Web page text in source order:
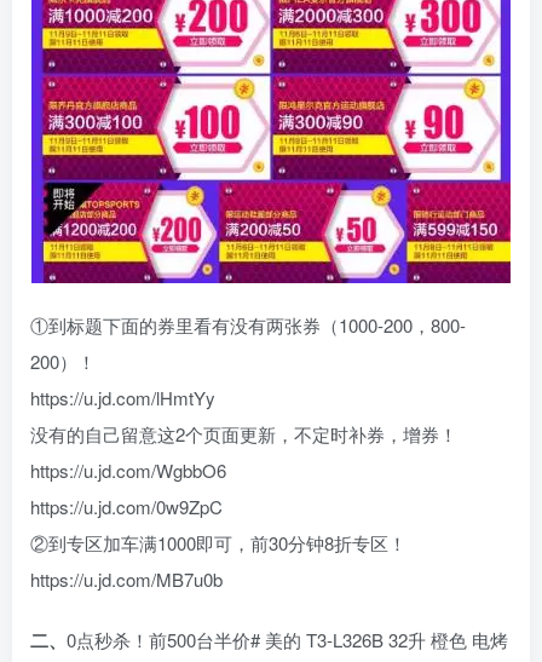
①到标题下面的券里看有没有两张券（1000-200，800-
200）！
https://u.jd.com/lHmtYy
没有的自己留意这2个页面更新，不定时补券，增券！
https://u.jd.com/WgbbO6
https://u.jd.com/0w9ZpC
②到专区加车满1000即可，前30分钟8折专区！
https://u.jd.com/MB7u0b
二、 0点秒杀！前500台半价# 美的 T3-L326B 32升 橙色 电烤